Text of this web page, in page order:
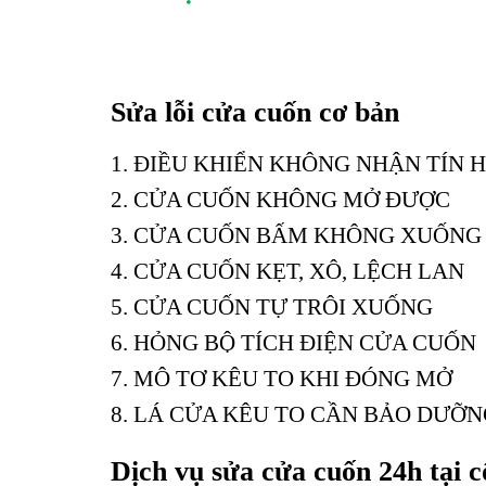
Sửa lỗi cửa cuốn cơ bản
1. ĐIỀU KHIỂN KHÔNG NHẬN TÍN
2. CỬA CUỐN KHÔNG MỞ ĐƯỢC
3. CỬA CUỐN BẤM KHÔNG XUỐNG
4. CỬA CUỐN KẸT, XÔ, LỆCH LAN
5. CỬA CUỐN TỰ TRÔI XUỐNG
6. HỎNG BỘ TÍCH ĐIỆN CỬA CUỐN
7. MÔ TƠ KÊU TO KHI ĐÓNG MỞ
8. LÁ CỬA KÊU TO CẦN BẢO
Dịch vụ sửa cửa cuốn 24h tại